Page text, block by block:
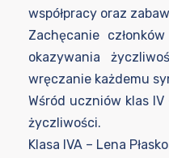
współpracy oraz
Zachęcanie
okazywania
wręczanie każdemu
Wśród uczniów klas
życzliwości.
Klasa IVA – Lena